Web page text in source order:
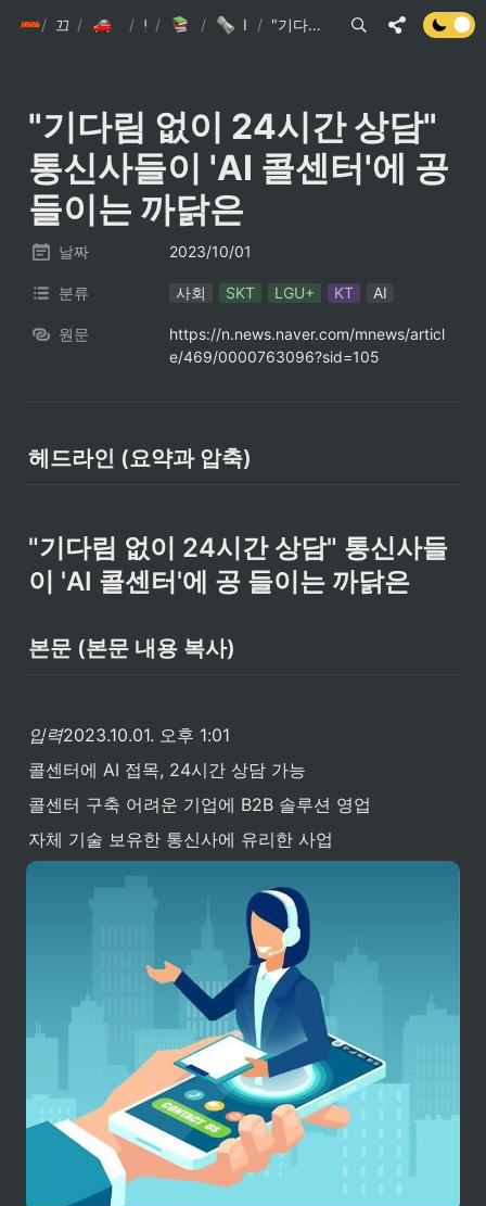
init6
/ 끄적끄적
/ 손현준 끄적끄적
/ 팁
/ IT관련 기사
/ IT관련 이슈 스크랩/ "기다림 없이 24시간 상담" 통신사들이 'AI 콜센터'에 공 들이는 까닭은
"기다림 없이 24시간 상담"
통신사들이 'AI 콜센터'에 공
들이는 까닭은
날짜 2023/10/01
분류 사회 SKT LGU+ KT AI
원문
https://n.news.naver.com/mnews/articl
e/469/0000763096?sid=105
헤드라인 (요약과 압축)
"기다림 없이 24시간 상담" 통신사들
이 'AI 콜센터'에 공 들이는 까닭은
본문 (본문 내용 복사)
입력2023.10.01. 오후 1:01
콜센터에 AI 접목, 24시간 상담 가능
콜센터 구축 어려운 기업에 B2B 솔루션 영업
자체 기술 보유한 통신사에 유리한 사업